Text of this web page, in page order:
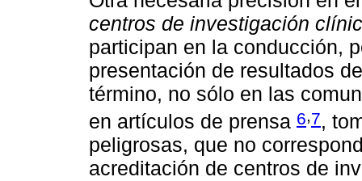
centros de investigación
participan en la conducción,
presentación de resultados
término, no sólo en las
en artículos de prensa 6,7,
peligrosas, que no
acreditación de centros de